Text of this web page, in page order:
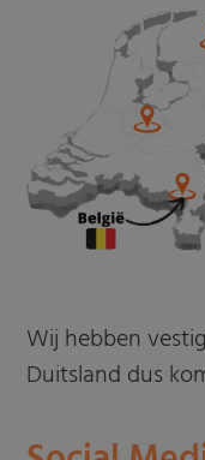
Wij hebben
Duitsland dus